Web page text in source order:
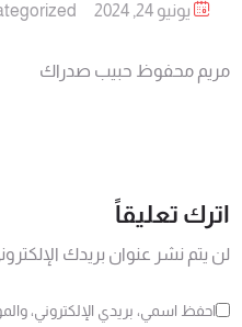
يونيو 24, 2024
مريم محفوظ حبيب صدراك
اترك تعليقاً
لن يتم نشر عنوان بريدك
احفظ اسمي، بريدي الإلكتروني،